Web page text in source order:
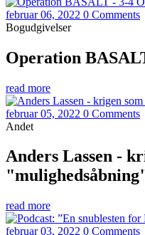
februar 06, 2022 0 Comments
Bogudgivelser
Operation
read more
februar 05, 2022 0 Comments
Andet
Anders Lassen -
read more
februar 03, 2022 0 Comments